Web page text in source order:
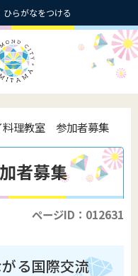
ひらがなをつける
料理教室 参加者募集
者募集
ページID：012631
る国際交流